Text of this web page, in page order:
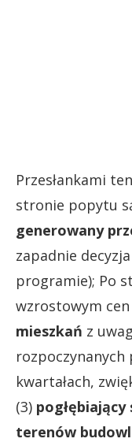
Przesłankami
stronie popytu
generowany
zapadnie
programie); Po
wzrostowym
mieszkań z
kwartałach,
(3)
terenów